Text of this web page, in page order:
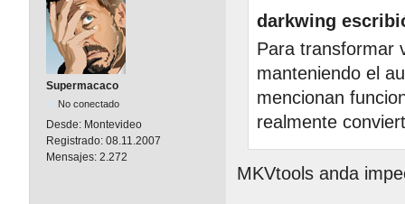
Supermacaco
No conectado
Desde: Montevideo
Registrado: 08.11.2007
Mensajes: 2.272
darkwing
Para transformar
manteniendo el
mencionan
realmente
MKVtools anda